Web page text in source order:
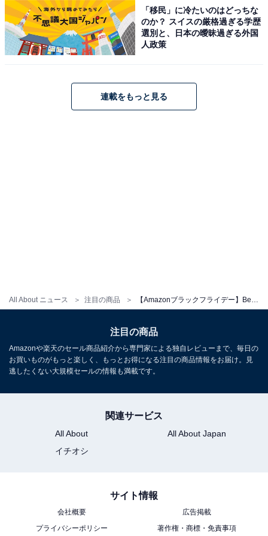
All About ニュース 注目の商品
Beats「Flex」
Beats Studio Buds – ワイヤレスノイズキャンセリング
級、耐汗仕様イヤーバッド、AppleデバイスとAndroidデ
バイスに対応、Class 1 Bluetooth、内蔵マイク、8時間
の再生時間 – ブラック
Amazonで見る
「移民」に冷たいのはどっちな
のか？ スイスの厳格過ぎる学歴
選別と、日本の曖昧過ぎる外国
人政策
連載をもっと見る
注目の商品
Amazonや楽天のセール商品紹介から専門家による独自レビューまで、毎日の
お買いものがもっと楽しく、もっとお得になる注目の商品情報をお届け。見
逃したくない大規模セールの情報も満載です。
関連サービス
All About
All About Japan
イチオシ
サイト情報
会社概要
広告掲載
プライバシーポリシー
著作権・商標・免責事項